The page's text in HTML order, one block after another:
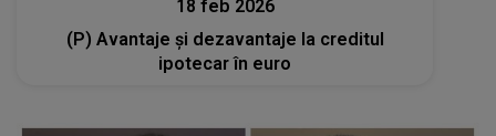
18 feb 2026
(P) Avantaje și dezavantaje la creditul
ipotecar în euro